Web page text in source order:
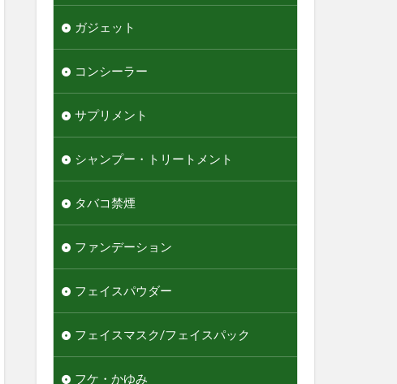
ガジェット
コンシーラー
サプリメント
シャンプー・トリートメント
タバコ禁煙
ファンデーション
フェイスパウダー
フェイスマスク/フェイスパック
フケ・かゆみ